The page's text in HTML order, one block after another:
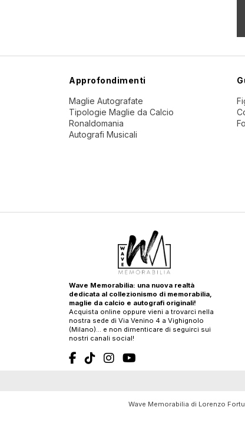
Approfondimenti
Maglie Autografate
Tipologie Maglie da Calcio
Ronaldomania
Autografi Musicali
Wave Memorabilia: una nuova realtà
dedicata al collezionismo di memorabilia,
maglie da calcio e autografi originali!
Acquista online oppure vieni a trovarci nella
nostra sede di Via Venino 4 a Vighignolo
(Milano)… e non dimenticare di seguirci sui
nostri canali social!
Wave Memorabilia di Lorenzo